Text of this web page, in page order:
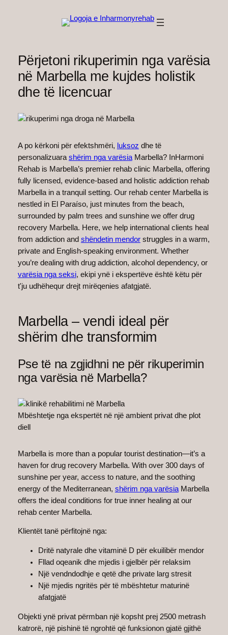
Përjetoni rikuperimin nga varësia
në Marbella me kujdes holistik
dhe të licencuar
A po kërkoni për efektshmëri, luksoz dhe të
personalizuara shërim nga varësiaMarbella? InHarmoni
Rehab is Marbella’s premier rehab clinic Marbella, offering
fully licensed, evidence-based and holistic addiction rehab
Marbella in a tranquil setting. Our rehab center Marbella is
nestled in El Paraíso, just minutes from the beach,
surrounded by palm trees and sunshine we offer drug
recovery Marbella. Here, we help international clients heal
from addiction and shëndetin mendorstruggles in a warm,
private and English-speaking environment. Whether
you’re dealing with drug addiction, alcohol dependency, or
varësia nga seksi, ekipi ynë i ekspertëve është këtu për
t'ju udhëhequr drejt mirëqenies afatgjatë.
Marbella – vendi ideal për
shërim dhe transformim
Pse të na zgjidhni ne për rikuperimin
nga varësia në Marbella?
Mbështetje nga ekspertët në një ambient privat dhe plot
diell
Marbella is more than a popular tourist destination—it’s a
haven for drug recovery Marbella. With over 300 days of
sunshine per year, access to nature, and the soothing
energy of the Mediterranean, shërim nga varësiaMarbella
offers the ideal conditions for true inner healing at our
rehab center Marbella.
Klientët tanë përfitojnë nga:
Dritë natyrale dhe vitaminë D për ekuilibër mendor
Fllad oqeanik dhe mjedis i gjelbër për relaksim
Një vendndodhje e qetë dhe private larg stresit
Një mjedis ngritës për të mbështetur maturinë
afatgjatë
Objekti ynë privat përmban një kopsht prej 2500 metrash
katrorë, një pishinë të ngrohtë që funksionon gjatë gjithë